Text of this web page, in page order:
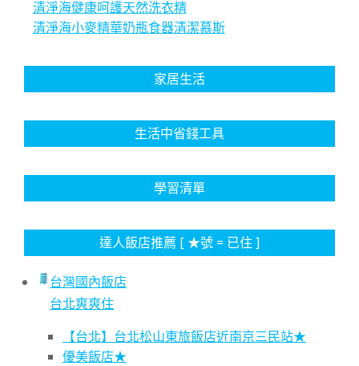
清淨海健康呵護天然洗衣精
清淨海小麥精華奶瓶食器清潔慕斯
家居生活
生活中省錢工具
學習清單
達人飯店推薦 [ ★號 = 已住 ]
台灣國內飯店
台北爽爽住
【台北】台北松山東旅飯店近南京三民站★
優美飯店★